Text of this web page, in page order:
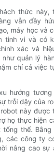
thức này,
vẫn đầy
máy học và
tinh vi và có
xác và
quản lý
chí cả việc
hướng
trỗi dậy của
này được
họ thực hiện
tổng thể.
các công ty
nâng cao sự